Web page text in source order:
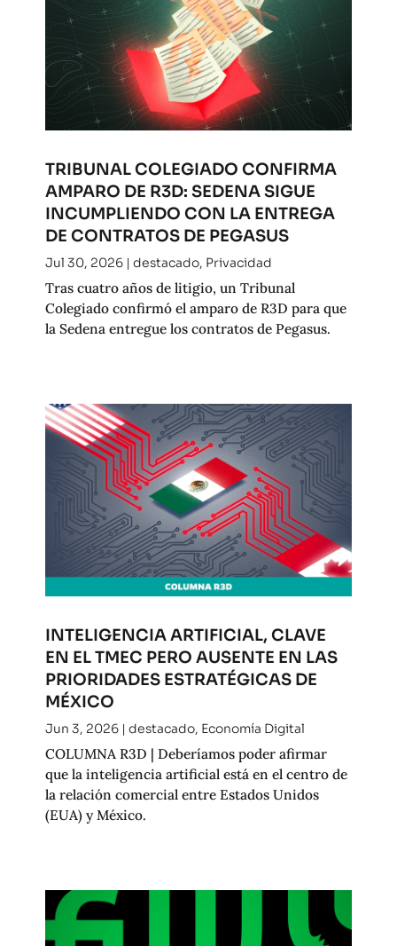
TRIBUNAL COLEGIADO CONFIRMA
AMPARO DE R3D: SEDENA SIGUE
INCUMPLIENDO CON LA ENTREGA
DE CONTRATOS DE PEGASUS
Jul 30, 2026| destacado, Privacidad
Tras cuatro años de litigio, un Tribunal
Colegiado confirmó el amparo de R3D para que
la Sedena entregue los contratos de Pegasus.
INTELIGENCIA ARTIFICIAL, CLAVE
EN EL TMEC PERO AUSENTE EN LAS
PRIORIDADES ESTRATÉGICAS DE
MÉXICO
Jun 3, 2026| destacado, Economía Digital
COLUMNA R3D | Deberíamos poder afirmar
que la inteligencia artificial está en el centro de
la relación comercial entre Estados Unidos
(EUA) y México.